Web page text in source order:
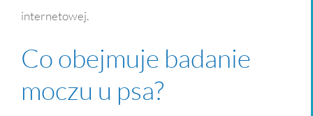
internetowej.
Co obejmuje badanie
moczu u psa?